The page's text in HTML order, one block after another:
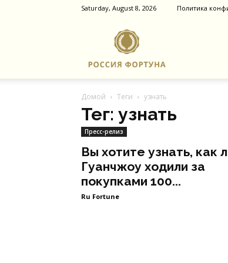
Saturday, August 8, 2026 Политика
Домой Теги узнать
Тег: узнать
Пресс-релиз
Вы хотите узнать, как
Гуанчжоу ходили за
покупками 100...
Ru Fortune